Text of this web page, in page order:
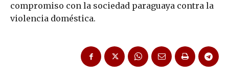
compromiso con la sociedad paraguaya contra la
violencia doméstica.